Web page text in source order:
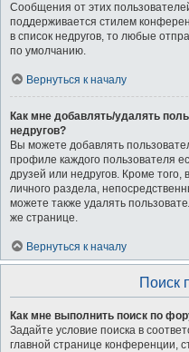
Сообщения от этих
поддерживается стилем
в список недругов, то любые
по умолчанию.
Вернуться к началу
Как мне добавлять/удалять
недругов?
Вы можете добавлять
профиле каждого пользователя
друзей или недругов. Кроме
личного раздела,
можете также удалять
же странице.
Вернуться к началу
Поиск
Как мне выполнить поиск по
Задайте условие поиска в
главной странице конференции,